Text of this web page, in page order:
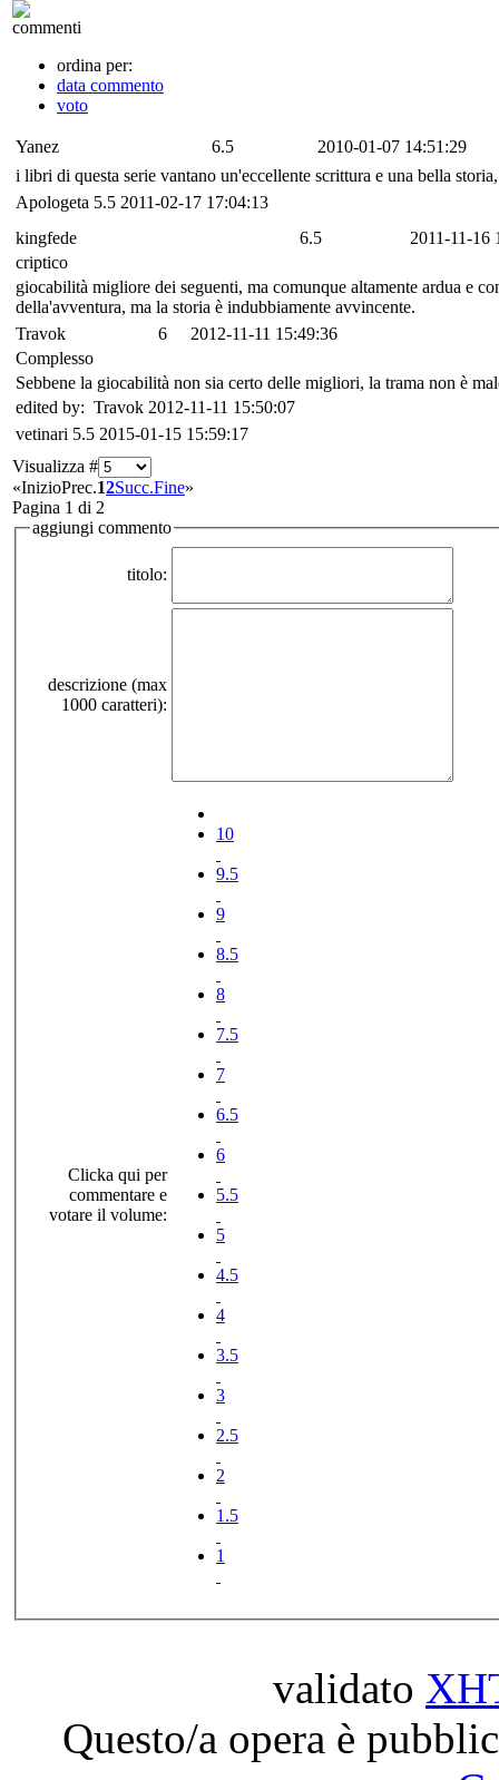
commenti
ordina per:
data commento
voto
Yanez 6.5
2010-01-07 14:51:29
i libri di questa serie vantano un'eccellente scrittura e una bella
Apologeta 5.5 2011-02-17 17:04:13
kingfede
6.5
2011-11-16
criptico
giocabilità migliore dei seguenti, ma comunque altamente ardua e
della'avventura, ma la storia è indubbiamente avvincente.
Travok
6
2012-11-11 15:49:36
Complesso
Sebbene la giocabilità non sia certo delle migliori, la trama non è
edited by: Travok 2012-11-11 15:50:07
vetinari 5.5 2015-01-15 15:59:17
Visualizza #
«InizioPrec.12Succ.Fine»
Pagina 1 di 2
aggiungi commento
titolo:
descrizione (max
1000 caratteri):
Clicka qui per
commentare e
votare il volume:
10
9.5
9
8.5
8
7.5
7
6.5
6
5.5
5
4.5
4
3.5
3
2.5
2
1.5
1
validato
Questo/a opera è